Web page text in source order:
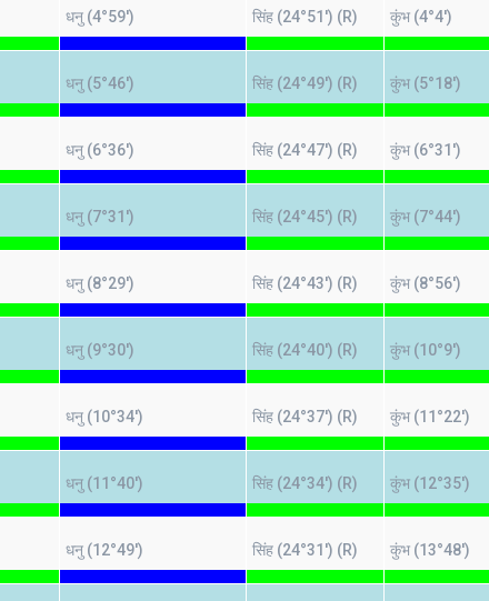
धनु (4°59') सिंह (24°51') (R) कुंभ (4°4')
धनु (5°46') सिंह (24°49') (R) कुंभ (5°18')
धनु (6°36') सिंह (24°47') (R) कुंभ (6°31')
धनु (7°31') सिंह (24°45') (R) कुंभ (7°44')
धनु (8°29') सिंह (24°43') (R) कुंभ (8°56')
धनु (9°30') सिंह (24°40') (R) कुंभ (10°9')
धनु (10°34') सिंह (24°37') (R) कुंभ (11°22')
धनु (11°40') सिंह (24°34') (R) कुंभ (12°35')
धनु (12°49') सिंह (24°31') (R) कुंभ (13°48')